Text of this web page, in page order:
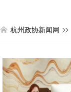
杭州政协新闻网